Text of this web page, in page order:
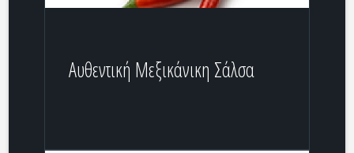
Αυθεντική Μεξικάνικη Σάλσα